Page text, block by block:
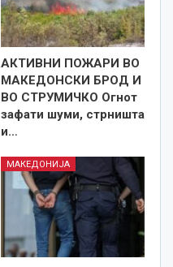
АКТИВНИ ПОЖАРИ ВО
МАКЕДОНСКИ БРОД И
ВО СТРУМИЧКО Огнот
зафати шуми, стрништа
и…
МАКЕДОНИЈА